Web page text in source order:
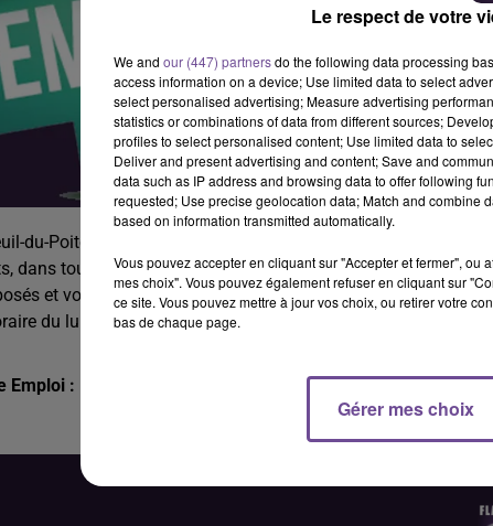
du-Poitou, recherche un chargé de clientèle (H/F). Vous
dans toutes leurs demandes d'information et leurs
et vous résolvez les problèmes rencontrés. Vous êtes
du lundi au samedi entre 8h et 18h voire 20h sur certains
: 164QPZK
Le respect de votre
We and our (447) partnersdo the following data processing
access information on a device; Use limited data to select
select personalised advertising; Measure advertising
statistics or combinations of data from different sources;
profiles to select personalised content; Use limited data to
Deliver and present advertising and content; Save and
data such as IP address and browsing data to offer following
requested; Use precise geolocation data; Match and combine
based on information transmitted automatically.
Vous pouvez accepter en cliquant sur "Accepter et fermer",
mes choix". Vous pouvez également refuser en cliquant sur
ce site. Vous pouvez mettre à jour vos choix, ou retirer votre
bas de chaque page.
Gérer mes choix